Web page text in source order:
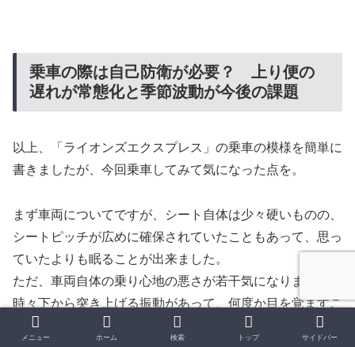
乗車の際は自己防衛が必要？ 上り便の
遅れが常態化と季節波動が今後の課題
以上、「ライオンズエクスプレス」の乗車の模様を簡単に
書きましたが、今回乗車してみて気になった点を。
まず車両についてですが、シート自体は少々硬いものの、
シートピッチが広めに確保されていたこともあって、思っ
ていたよりも眠ることが出来ました。
ただ、車両自体の乗り心地の悪さが若干気になりました。
時々下から突き上げる振動があって、何度か目を覚ますこ
とも。
メニュー ホーム 検索 トップ サイドバー